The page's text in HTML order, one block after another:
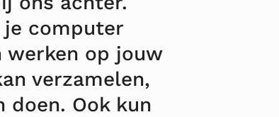
je computer
op jouw
verzamelen,
doen. Ook kun